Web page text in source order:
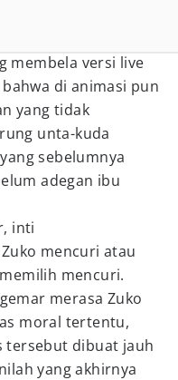
membela versi live
di animasi pun
yang tidak
unta-kuda
sebelumnya
adegan ibu
inti
mencuri atau
mencuri.
merasa Zuko
moral tertentu,
tersebut dibuat jauh
yang akhirnya